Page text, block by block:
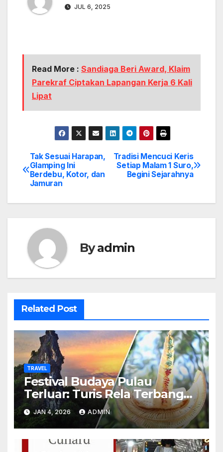
JUL 6, 2025
Read More : Sandiaga Beri Award, Klaim
Parekraf Ciptakan Lapangan Kerja 6 Kali
Lipat
Post
navigation
Tradisi Mencuci Keris
Setiap Malam 1 Suro,
Begini Sejarahnya
Tak Sesuai Harapan,
Glamping Ini
Berdebu, Kotor, dan
Jamuran
Byadmin
Related Post
TRAVEL
Festival Budaya Pulau
Terluar: Turis Rela Terbang
Kilat
JAN 4, 2026 ADMIN